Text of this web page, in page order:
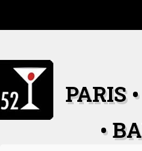
content
PARIS
•